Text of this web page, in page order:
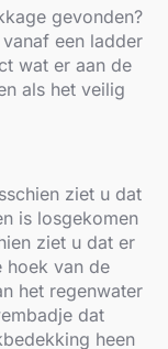
gevonden?
een ladder
wat er aan de
als het veilig
ziet u dat
is losgekomen
ziet u dat er
hoek van de
het regenwater
dat
heen